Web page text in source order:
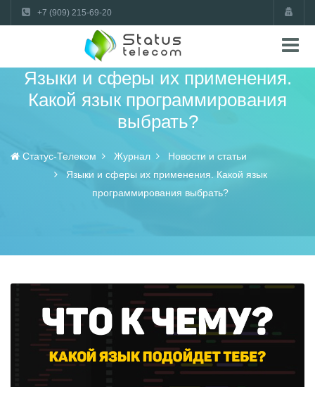
+7 (909) 215-69-20
Языки и сферы их применения.
Какой язык программирования
выбрать?
Статус-Телеком Журнал
Новости и статьи
Языки и сферы их применения. Какой язык
программирования выбрать?